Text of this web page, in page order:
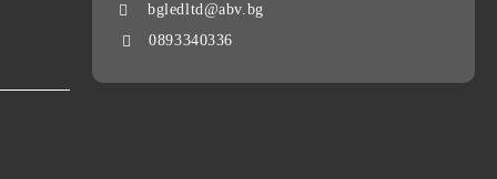
bgledltd@abv.bg
0893340336